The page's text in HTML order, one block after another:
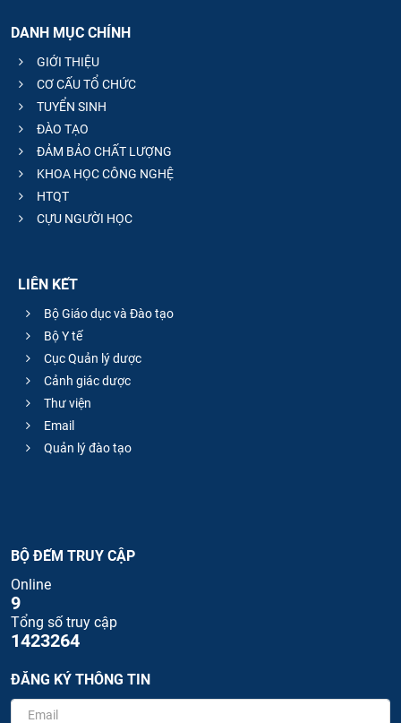
DANH MỤC CHÍNH
GIỚI THIỆU
CƠ CẤU TỔ CHỨC
TUYỂN SINH
ĐÀO TẠO
ĐẢM BẢO CHẤT LƯỢNG
KHOA HỌC CÔNG NGHỆ
HTQT
CỰU NGƯỜI HỌC
LIÊN KẾT
Bộ Giáo dục và Đào tạo
Bộ Y tế
Cục Quản lý dược
Cảnh giác dược
Thư viện
Email
Quản lý đào tạo
BỘ ĐẾM TRUY CẬP
Online
9
Tổng số truy cập
1423264
ĐĂNG KÝ THÔNG TIN